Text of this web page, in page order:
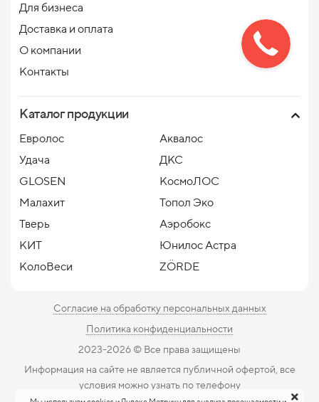
Для бизнеса
Доставка и оплата
О компании
Контакты
Каталог продукции
Евролос
Аквалос
Удача
ДКС
GLOSEN
КосмоЛОС
Малахит
Топол Эко
Тверь
Аэробокс
КИТ
Юнилос Астра
КолоВеси
ZÖRDE
Согласие на обработку персональных данных
Политика конфиденциальности
2023-2026 ©️ Все права защищены
Информация на сайте не является публичной офертой, все
условия можно узнать по телефону